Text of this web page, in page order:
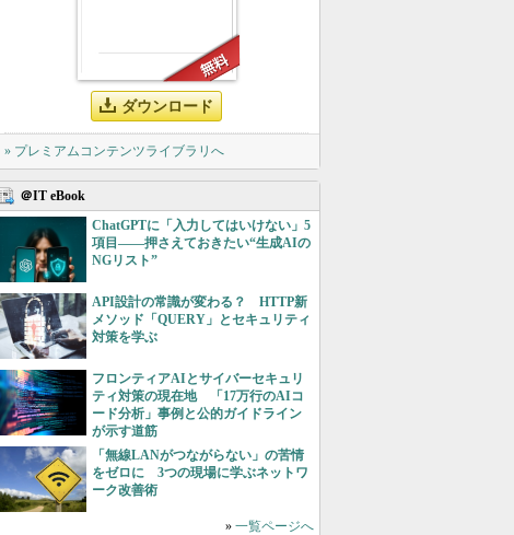
ダウンロード
» プレミアムコンテンツライブラリへ
＠IT eBook
ChatGPTに「入力してはいけない」5
項目――押さえておきたい“生成AIの
NGリスト”
API設計の常識が変わる？ HTTP新
メソッド「QUERY」とセキュリティ
対策を学ぶ
フロンティアAIとサイバーセキュリ
ティ対策の現在地 「17万行のAIコ
ード分析」事例と公的ガイドライン
が示す道筋
「無線LANがつながらない」の苦情
をゼロに 3つの現場に学ぶネットワ
ーク改善術
» 一覧ページへ